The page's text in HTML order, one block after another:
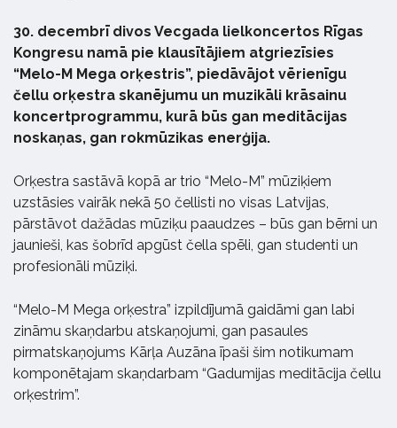
30. decembrī divos Vecgada lielkoncertos Rīgas
Kongresu namā pie klausītājiem atgriezīsies
“Melo-M Mega orķestris”, piedāvājot vērienīgu
čellu orķestra skanējumu un muzikāli krāsainu
koncertprogrammu, kurā būs gan meditācijas
noskaņas, gan rokmūzikas enerģija.
Orķestra sastāvā kopā ar trio “Melo-M” mūziķiem
uzstāsies vairāk nekā 50 čellisti no visas Latvijas,
pārstāvot dažādas mūziķu paaudzes – būs gan bērni un
jaunieši, kas šobrīd apgūst čella spēli, gan studenti un
profesionāli mūziķi.
“Melo-M Mega orķestra” izpildījumā gaidāmi gan labi
zināmu skaņdarbu atskaņojumi, gan pasaules
pirmatskaņojums Kārļa Auzāna īpaši šim notikumam
komponētajam skaņdarbam “Gadumijas meditācija čellu
orķestrim”.